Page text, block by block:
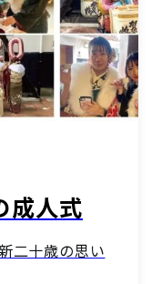
成人式
二十歳の思い